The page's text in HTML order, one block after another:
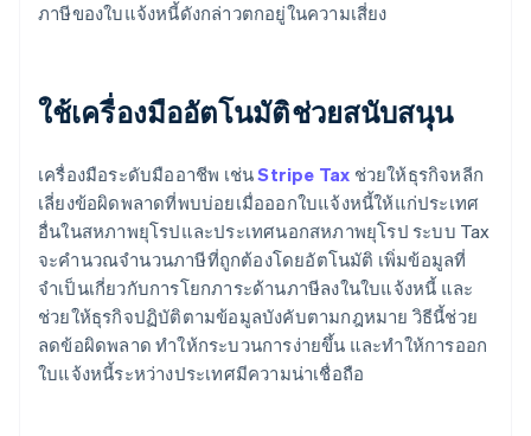
ภาษีของใบแจ้งหนี้ดังกล่าวตกอยู่ในความเสี่ยง
ใช้เครื่องมืออัตโนมัติช่วยสนับสนุน
เครื่องมือระดับมืออาชีพ เช่นStripe Tax ช่วยให้ธุรกิจหลีก
เลี่ยงข้อผิดพลาดที่พบบ่อยเมื่อออกใบแจ้งหนี้ให้แก่ประเทศ
อื่นในสหภาพยุโรปและประเทศนอกสหภาพยุโรป ระบบ Tax
จะคำนวณจำนวนภาษีที่ถูกต้องโดยอัตโนมัติ เพิ่มข้อมูลที่
จำเป็นเกี่ยวกับการโยกภาระด้านภาษีลงในใบแจ้งหนี้ และ
ช่วยให้ธุรกิจปฏิบัติตามข้อมูลบังคับตามกฎหมาย วิธีนี้ช่วย
ลดข้อผิดพลาด ทำให้กระบวนการง่ายขึ้น และทำให้การออก
ใบแจ้งหนี้ระหว่างประเทศมีความน่าเชื่อถือ